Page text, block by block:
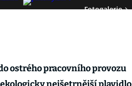
Fotogalerie
ostrého pracovního provozu